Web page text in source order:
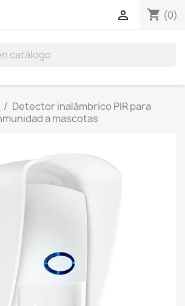
shopping_cart (0)

Detector inalámbrico PIR para
a mascotas